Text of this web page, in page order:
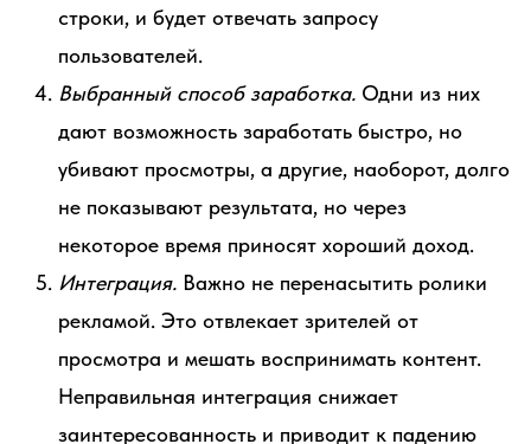
строки, и будет отвечать запросу
пользователей.
Выбранный способ заработка. Одни из них
дают возможность заработать быстро, но
убивают просмотры, а другие, наоборот, долго
не показывают результата, но через
некоторое время приносят хороший доход.
Интеграция. Важно не перенасытить ролики
рекламой. Это отвлекает зрителей от
просмотра и мешать воспринимать контент.
Неправильная интеграция снижает
заинтересованность и приводит к падению